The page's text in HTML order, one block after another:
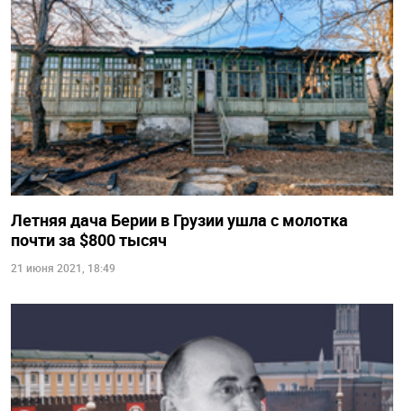
Летняя дача Берии в Грузии ушла с молотка
почти за $800 тысяч
21 июня 2021, 18:49